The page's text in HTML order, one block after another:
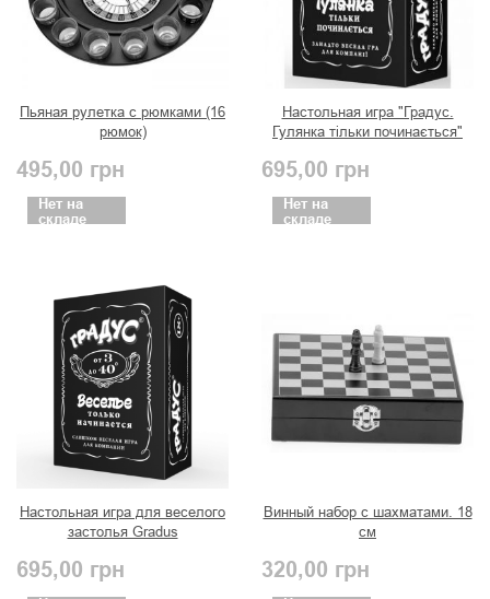
Пьяная рулетка с рюмками (16
рюмок)
495,00 грн
Нет на
складе
Настольная игра "Градус.
Гулянка тільки починається"
695,00 грн
Нет на
складе
Настольная игра для веселого
застолья Gradus
695,00 грн
Винный набор с шахматами. 18
см
320,00 грн